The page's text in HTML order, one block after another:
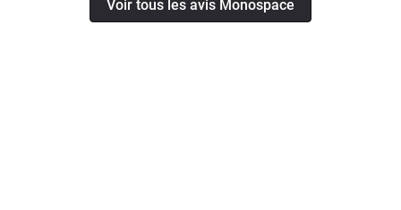
Voir tous les avis Monospace